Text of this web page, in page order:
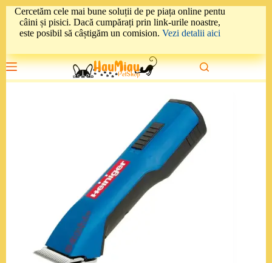
Sari
conținut
Cercetăm cele mai bune soluții de pe piața online pentu
câini și pisici. Dacă cumpărați prin link-urile noastre,
este posibil să câștigăm un comision. Vezi detalii aici